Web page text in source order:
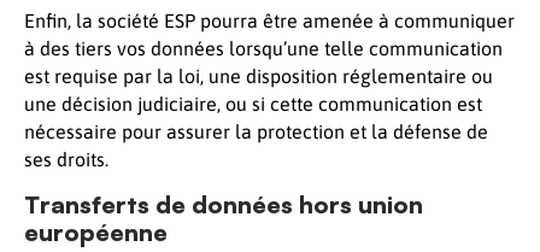
Enfin, la société ESP pourra être amenée à communiquer
à des tiers vos données lorsqu’une telle communication
est requise par la loi, une disposition réglementaire ou
une décision judiciaire, ou si cette communication est
nécessaire pour assurer la protection et la défense de
ses droits.
Transferts de données hors union
européenne